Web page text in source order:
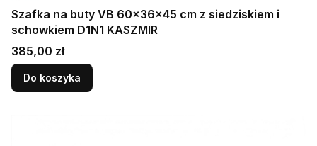
Szafka na buty VB 60×36×45 cm z siedziskiem i
schowkiem D1N1 KASZMIR
Cena
385,00 zł
Do koszyka